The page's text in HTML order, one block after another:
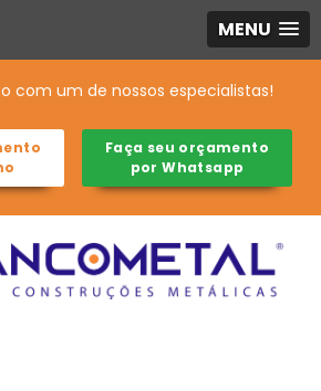
MENU
com um de nossos especialistas!
Faça seu orçamento
por Whatsapp